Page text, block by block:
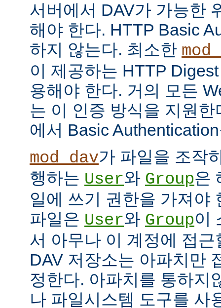
서버에서 DAV가 가능한
해야 한다. HTTP Basic
하지 않는다. 최소한
이 제공하는 HTTP
용해야 한다. 거의 모든
는 이 인증 방식을 지원
에서 Basic
mod_dav가 파일을 조작
행하는 User와 Group은
일에 쓰기 권한을 가져야
파일은 User와 Group이
서 아무나 이 계정에 접
DAV 저장소는 아파치만
정한다. 아파치를 통하지
나 파일시스템 도구를 사